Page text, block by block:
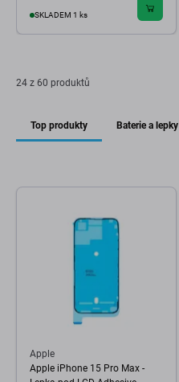
SKLADEM 1 ks
24 z 60 produktů
Top produkty Baterie a lepky
Apple
Apple iPhone 15 Pro Max -